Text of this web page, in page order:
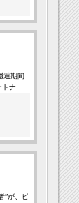
遁期間
ナ…
”が、ピ